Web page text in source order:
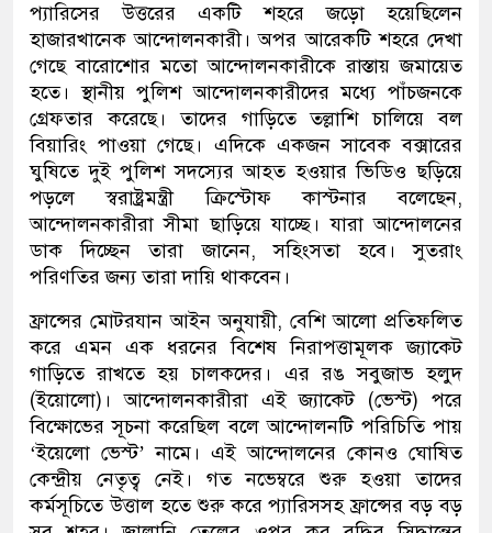
প্যারিসের উত্তরের একটি শহরে জড়ো হয়েছিলেন
হাজারখানেক আন্দোলনকারী। অপর আরেকটি শহরে দেখা
গেছে বারোশোর মতো আন্দোলনকারীকে রাস্তায় জমায়েত
হতে। স্থানীয় পুলিশ আন্দোলনকারীদের মধ্যে পাঁচজনকে
গ্রেফতার করেছে। তাদের গাড়িতে তল্লাশি চালিয়ে বল
বিয়ারিং পাওয়া গেছে। এদিকে একজন সাবেক বক্সারের
ঘুষিতে দুই পুলিশ সদস্যের আহত হওয়ার ভিডিও ছড়িয়ে
পড়লে স্বরাষ্ট্রমন্ত্রী ক্রিস্টোফ কাস্টনার বলেছেন,
আন্দোলনকারীরা সীমা ছাড়িয়ে যাচ্ছে। যারা আন্দোলনের
ডাক দিচ্ছেন তারা জানেন, সহিংসতা হবে। সুতরাং
পরিণতির জন্য তারা দায়ি থাকবেন।
ফ্রান্সের মোটরযান আইন অনুযায়ী, বেশি আলো প্রতিফলিত
করে এমন এক ধরনের বিশেষ নিরাপত্তামূলক জ্যাকেট
গাড়িতে রাখতে হয় চালকদের। এর রঙ সবুজাভ হলুদ
(ইয়োলো)। আন্দোলনকারীরা এই জ্যাকেট (ভেস্ট) পরে
বিক্ষোভের সূচনা করেছিল বলে আন্দোলনটি পরিচিতি পায়
‘ইয়েলো ভেস্ট’ নামে। এই আন্দোলনের কোনও ঘোষিত
কেন্দ্রীয় নেতৃত্ব নেই। গত নভেম্বরে শুরু হওয়া তাদের
কর্মসূচিতে উত্তাল হতে শুরু করে প্যারিসসহ ফ্রান্সের বড় বড়